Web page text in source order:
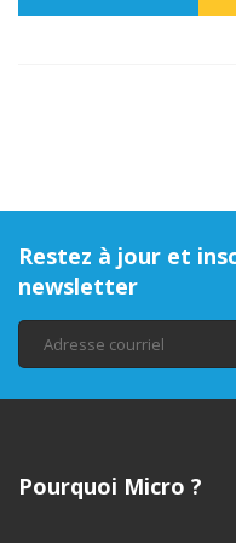
Restez à jour et
newsletter
Pourquoi Micro ?